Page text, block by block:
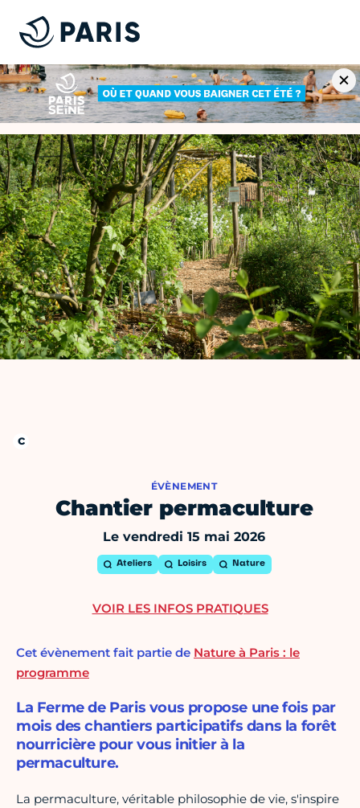
ÉVÈNEMENT
Chantier permaculture
Le vendredi 15 mai 2026
Ateliers Loisirs Nature
Cet évènement fait partie de Nature à Paris : le
programme
La Ferme de Paris vous propose une fois par
mois des chantiers participatifs dans la forêt
nourricière pour vous initier à la
permaculture.
La permaculture, véritable philosophie de vie, s'inspire
VOIR LES INFOS PRATIQUES